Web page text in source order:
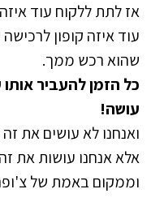
אז לתת ללקוח עוד
עוד איזה קופון
שהוא רכש ממך.
כל הזמן להעביר
עושה!
ואנחנו לא עושים את
אלא אנחנו עושות את
וממקום באמת של